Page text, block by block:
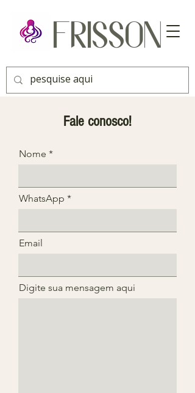
FRISSON
Fale conosco!
Nome
WhatsApp
Email
Digite sua mensagem aqui